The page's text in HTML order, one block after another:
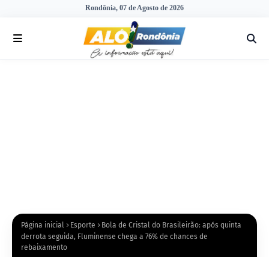
Rondônia, 07 de Agosto de 2026
Página inicial Esporte
Bola de Cristal do Brasileirão: após quinta
derrota seguida, Fluminense chega a 76% de chances de
rebaixamento